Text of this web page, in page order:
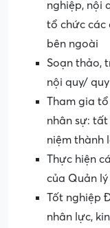
nghiệp, nội
tổ chức các
bên ngoài
Soạn thảo,
nội quy/
Tham gia
nhân sự:
niệm thành
Thực hiện
của Quản lý
Tốt nghiệp
nhân lực,